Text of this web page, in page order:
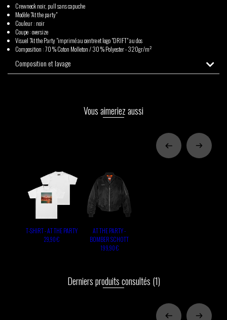
Crewneck noir, pull sans capuche
Modèle "At the party"
Couleur : noir
Coupe : oversize
Visuel "At the Party "imprimé au centre et logo "DRIFT" au dos
Composition : 70 % Coton Molleton / 30 % Polyester - 320gr/m²
Composition et lavage
Vous aimeriez aussi
T-SHIRT - AT THE PARTY
29,90 €
AT THE PARTY -
BOMBER SCHOTT
199,90 €
Derniers produits consultés (1)